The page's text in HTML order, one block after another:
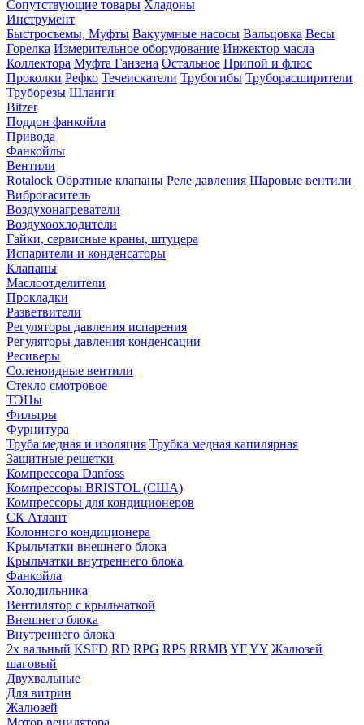
Сопутствующие товары Хладоны
Инструмент
Быстросъемы, Муфты Вакуумные насосы Вальцовка Весы
Горелка Измерительное оборудование Инжектор масла
Коллектора Муфта Ганзена Остальное Припой и флюс
Проколки Рефко Течеискатели Трубогибы Труборасширители
Труборезы Шланги
Bitzer
Поддон фанкойла
Привода
Фанкойлы
Вентили
Rotalock Обратные клапаны Реле давления Шаровые вентили
Виброгаситель
Воздухонагреватели
Воздухоохлодители
Гайки, сервисные краны, штуцера
Испарители и конденсаторы
Клапаны
Маслоотделители
Прокладки
Разветвители
Регуляторы давления испарения
Регуляторы давления конденсации
Ресиверы
Соленоидные вентили
Стекло смотровое
ТЭНы
Фильтры
Фурнитура
Труба медная и изоляция Трубка медная капилярная
Защитные решетки
Компрессора Danfoss
Компрессоры BRISTOL (США)
Компрессоры для кондиционеров
СК Атлант
Колонного кондиционера
Крыльчатки внешнего блока
Крыльчатки внутреннего блока
Фанкойла
Холодильника
Вентилятор с крыльчаткой
Внешнего блока
Внутреннего блока
2х вальный KSFD RD RPG RPS RRMB YFYY Жалюзей
шаговый
Двухвальные
Для витрин
Жалюзей
Мотор венилятора